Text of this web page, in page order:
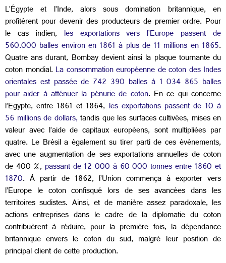
L’Égypte et l’Inde, alors sous domination britannique, en
profitèrent pour devenir des producteurs de premier ordre. Pour
le cas indien, les exportations vers l’Europe passent de
560.000 balles environ en 1861 à plus de 11 millions en 1865.
Quatre ans durant, Bombay devient ainsi la plaque tournante du
coton mondial.La consommation européenne de coton des Indes
orientales est passée de 742 390 balles à 1 034 865 balles
pour aider à atténuer la pénurie de coton. En ce qui concerne
l’Egypte, entre 1861 et 1864, les exportations passent de 10 à
56 millions de dollars,tandis que les surfaces cultivées, mises en
valeur avec l’aide de capitaux européens, sont multipliées par
quatre. Le Brésil a également su tirer parti de ces événements,
avec une augmentation de ses exportations annuelles de coton
de 400 %, passant de 12 000 à 60 000 tonnes entre 1860 et
1870. À partir de 1862, l’Union commença à exporter vers
l’Europe le coton confisqué lors de ses avancées dans les
territoires sudistes. Ainsi, et de manière assez paradoxale, les
actions entreprises dans le cadre de la diplomatie du coton
contribuèrent à réduire, pour la première fois, la dépendance
britannique envers le coton du sud, malgré leur position de
principal client de cette production.